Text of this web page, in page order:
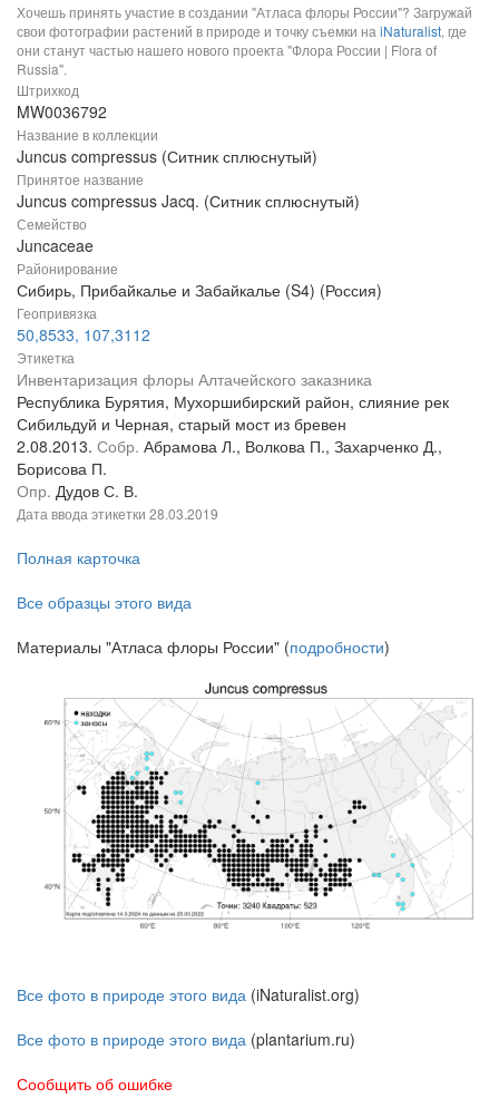
Хочешь принять участие в создании "Атласа флоры России"? Загружай
свои фотографии растений в природе и точку съемки на iNaturalist, где
они станут частью нашего нового проекта "Флора России | Flora of
Russia".
Штрихкод
MW0036792
Название в коллекции
Juncus compressus (Ситник сплюснутый)
Принятое название
Juncus compressus Jacq. (Ситник сплюснутый)
Семейство
Juncaceae
Районирование
Сибирь, Прибайкалье и Забайкалье (S4) (Россия)
Геопривязка
50,8533, 107,3112
Этикетка
Инвентаризация флоры Алтачейского заказника
Республика Бурятия, Мухоршибирский район, слияние рек
Сибильдуй и Черная, старый мост из бревен
2.08.2013. Собр. Абрамова Л., Волкова П., Захарченко Д.,
Борисова П.
Опр. Дудов С. В.
Дата ввода этикетки 28.03.2019
Полная карточка
Все образцы этого вида
Материалы "Атласа флоры России" (подробности)
Все фото в природе этого вида (iNaturalist.org)
Все фото в природе этого вида (plantarium.ru)
Сообщить об ошибке